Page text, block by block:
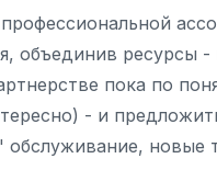
объединив ресурсы
пока по
- и
новые